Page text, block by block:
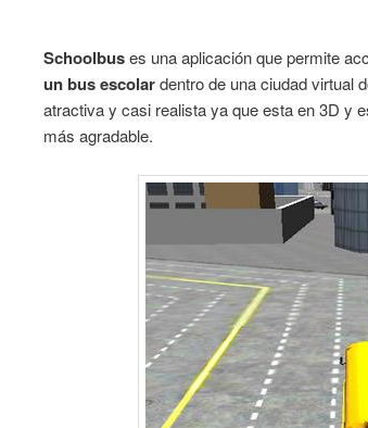
Schoolbuses una aplicación que permite
un bus escolardentro de una ciudad virtual
atractiva y casi realista ya que esta en 3D y
más agradable.